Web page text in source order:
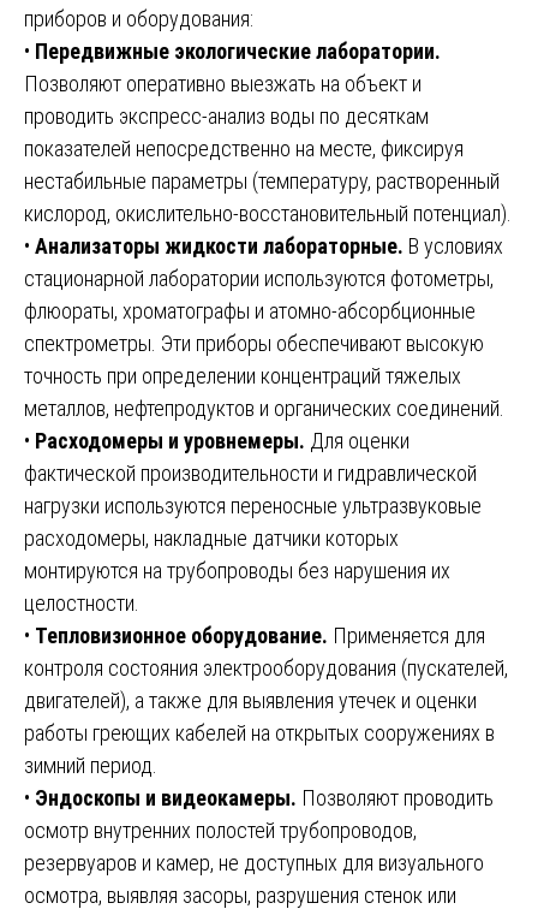
приборов и оборудования:
• Передвижные экологические лаборатории.
Позволяют оперативно выезжать на объект и
проводить экспресс-анализ воды по десяткам
показателей непосредственно на месте, фиксируя
нестабильные параметры (температуру, растворенный
кислород, окислительно-восстановительный потенциал).
• Анализаторы жидкости лабораторные. В условиях
стационарной лаборатории используются фотометры,
флюораты, хроматографы и атомно-абсорбционные
спектрометры. Эти приборы обеспечивают высокую
точность при определении концентраций тяжелых
металлов, нефтепродуктов и органических соединений.
• Расходомеры и уровнемеры. Для оценки
фактической производительности и гидравлической
нагрузки используются переносные ультразвуковые
расходомеры, накладные датчики которых
монтируются на трубопроводы без нарушения их
целостности.
• Тепловизионное оборудование. Применяется для
контроля состояния электрооборудования (пускателей,
двигателей), а также для выявления утечек и оценки
работы греющих кабелей на открытых сооружениях в
зимний период.
• Эндоскопы и видеокамеры. Позволяют проводить
осмотр внутренних полостей трубопроводов,
резервуаров и камер, не доступных для визуального
осмотра, выявляя засоры, разрушения стенок или